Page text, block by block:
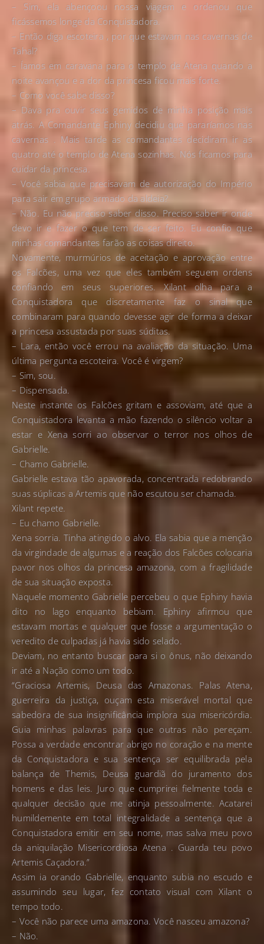
– Sim, ela abençoou nossa viagem e ordenou que
ficássemos longe da Conquistadora.
– Então diga escoteira , por que estavam nas cavernas de
Tahal?
– Íamos em caravana para o templo de Atena quando a
noite avançou e a dor da princesa ficou mais forte.
– Como você sabe disso?
– Dava pra ouvir seus gemidos de minha posição mais
atrás. A Comandante Ephiny decidiu que pararíamos nas
cavernas . Mais tarde as comandantes decidiram ir as
quatro até o templo de Atena sozinhas. Nós ficamos para
cuidar da princesa.
– Você sabia que precisavam de autorização do Império
para sair em grupo armado da aldeia?
– Não. Eu não preciso saber disso. Preciso saber ir onde
devo ir e fazer o que tem de ser feito. Eu confio que
minhas comandantes farão as coisas direito.
Novamente, murmúrios de aceitação e aprovação entre
os Falcões, uma vez que eles também seguem ordens
confiando em seus superiores. Xilant olha para a
Conquistadora que discretamente faz o sinal que
combinaram para quando devesse agir de forma a deixar
a princesa assustada por suas súditas.
– Lara, então você errou na avaliação da situação. Uma
última pergunta escoteira. Você é virgem?
– Sim, sou.
– Dispensada.
Neste instante os Falcões gritam e assoviam, até que a
Conquistadora levanta a mão fazendo o silêncio voltar a
estar e Xena sorri ao observar o terror nos olhos de
Gabrielle.
– Chamo Gabrielle.
Gabrielle estava tão apavorada, concentrada redobrando
suas súplicas a Artemis que não escutou ser chamada.
Xilant repete.
– Eu chamo Gabrielle.
Xena sorria. Tinha atingido o alvo. Ela sabia que a menção
da virgindade de algumas e a reação dos Falcões colocaria
pavor nos olhos da princesa amazona, com a fragilidade
de sua situação exposta.
Naquele momento Gabrielle percebeu o que Ephiny havia
dito no lago enquanto bebiam. Ephiny afirmou que
estavam mortas e qualquer que fosse a argumentação o
veredito de culpadas já havia sido selado.
Deviam, no entanto buscar para si o ônus, não deixando
ir até a Nação como um todo.
“Graciosa Artemis, Deusa das Amazonas. Palas Atena,
guerreira da justiça, ouçam esta miserável mortal que
sabedora de sua insignificância implora sua misericórdia.
Guia minhas palavras para que outras não pereçam.
Possa a verdade encontrar abrigo no coração e na mente
da Conquistadora e sua sentença ser equilibrada pela
balança de Themis, Deusa guardiã do juramento dos
homens e das leis. Juro que cumprirei fielmente toda e
qualquer decisão que me atinja pessoalmente. Acatarei
humildemente em total integralidade a sentença que a
Conquistadora emitir em seu nome, mas salva meu povo
da aniquilação Misericordiosa Atena . Guarda teu povo
Artemis Caçadora.”
Assim ia orando Gabrielle, enquanto subia no escudo e
assumindo seu lugar, fez contato visual com Xilant o
tempo todo.
– Você não parece uma amazona. Você nasceu amazona?
– Não.